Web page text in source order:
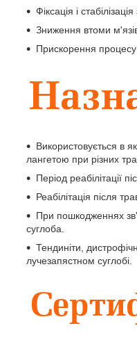
Фіксація і
Зниження втоми
Прискорення процесу
Використовується в
лангетою при різних
Період реабілітації
Реабілітація після
При пошкодженнях
суглоба.
Тендиніти,
лучезапястном суглобі.